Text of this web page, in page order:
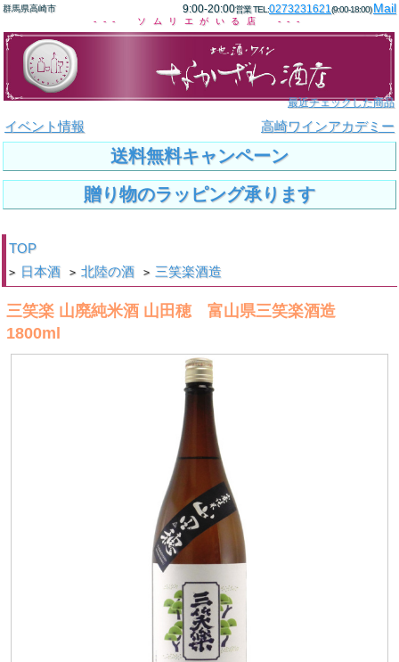
群馬県高崎市 9:00-20:00営業 TEL:0273231621(9:00-18:00)Mail
--- ソムリエがいる店 ---
最近チェックした商品
イベント情報 高崎ワインアカデミー
送料無料キャンペーン
贈り物のラッピング承ります
TOP
> 日本酒 > 北陸の酒 > 三笑楽酒造
三笑楽 山廃純米酒 山田穂 富山県三笑楽酒造
1800ml